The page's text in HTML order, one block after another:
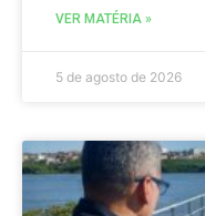
VER MATÉRIA »
5 de agosto de 2026